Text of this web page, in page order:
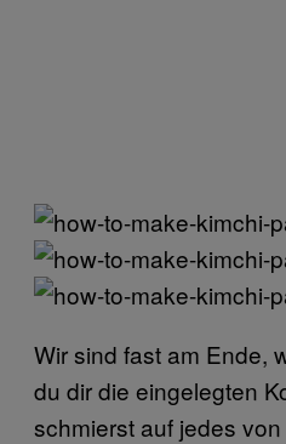
Wir sind fast am Ende,
du dir die eingelegten
schmierst auf jedes